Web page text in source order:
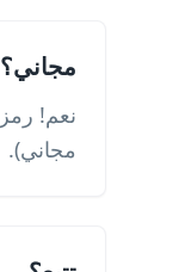
مجاني؟
مجاني).